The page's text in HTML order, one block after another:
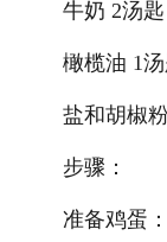
牛奶 2汤匙
橄榄油 1汤
盐和胡椒粉
步骤：
准备鸡蛋：